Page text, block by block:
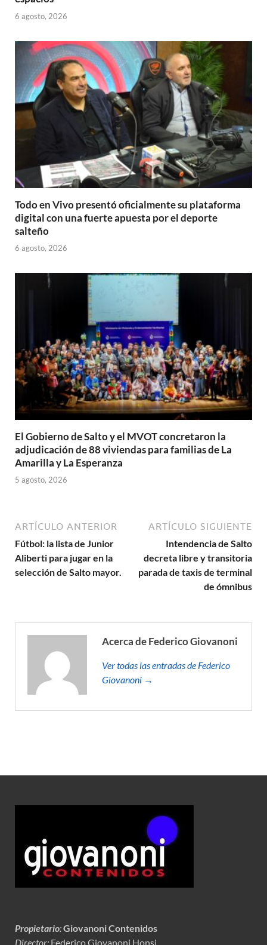
6 agosto, 2026
Todo en Vivo presentó oficialmente su plataforma
digital con una fuerte apuesta por el deporte
salteño
6 agosto, 2026
El Gobierno de Salto y el MVOT concretaron la
adjudicación de 88 viviendas para familias de La
Amarilla y La Esperanza
5 agosto, 2026
ARTÍCULO ANTERIOR
Fútbol: la lista de Junior
Aliberti para jugar en la
selección de Salto mayor.
ARTÍCULO SIGUIENTE
Intendencia de Salto
decreta libre y transitoria
parada de taxis de terminal
de ómnibus
Acerca de Federico Giovanoni
Ver todas las entradas de Federico
Giovanoni →
Propietario:Giovanoni Contenidos
Director: Federico Giovanoni Honsi